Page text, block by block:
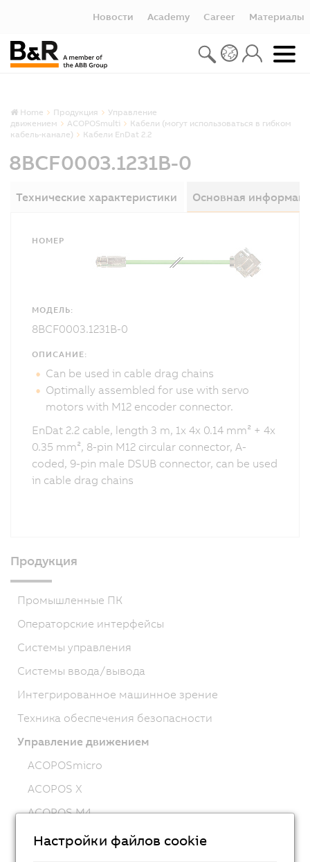
Новости Academy Career Материалы
Home Продукция
Управление
движением
ACOPOSmulti
Кабели (могут использоваться в гибком
кабель-канале)
Кабели EnDat 2.2
8BCF0003.1231B-0
Технические характеристики Основная
НОМЕР
МОДЕЛЬ:
8BCF0003.1231B-0
ОПИСАНИЕ:
Can be used in cable drag chains
Optimally assembled for use with servo
motors with M12 encoder connector.
EnDat 2.2 cable, length 3 m, 1x 4x 0.14 mm² + 4x
0.35 mm², 8-pin M12 circular connector, A-
coded, 9-pin male DSUB connector, can be used
in cable drag chains
Продукция
Промышленные ПК
Операторские интерфейсы
Системы управления
Системы ввода/вывода
Интегрированное машинное зрение
Техника обеспечения безопасности
Управление движением
ACOPOSmicro
ACOPOS X
ACOPOS M4
ACOPOS
Настройки файлов cookie